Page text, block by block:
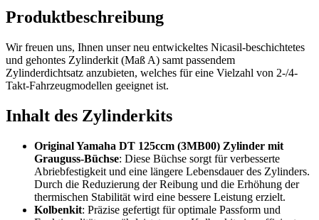
Produktbeschreibung
Wir freuen uns, Ihnen unser neu entwickeltes Nicasil-beschichtetes
und gehontes Zylinderkit (Maß A) samt passendem
Zylinderdichtsatz anzubieten, welches für eine Vielzahl von 2-/4-
Takt-Fahrzeugmodellen geeignet ist.
Inhalt des Zylinderkits
Original Yamaha DT 125ccm (3MB00) Zylinder mit
Grauguss-Büchse: Diese Büchse sorgt für verbesserte
Abriebfestigkeit und eine längere Lebensdauer des Zylinders.
Durch die Reduzierung der Reibung und die Erhöhung der
thermischen Stabilität wird eine bessere Leistung erzielt.
Kolbenkit: Präzise gefertigt für optimale Passform und